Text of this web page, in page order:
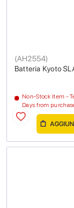
Batteria Kyoto
(AH2554)
Non-Stock Item -
Days from